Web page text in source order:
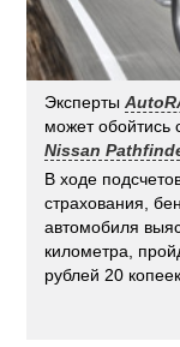
Эксперты
может обойтись
Nissan
В ходе
страхования,
автомобиля
километра,
рублей 20 копеек.